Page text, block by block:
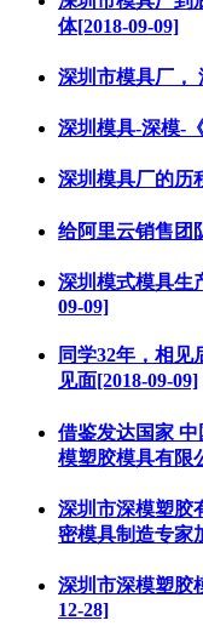
体[2018-09-09]
深圳市模具厂，
深圳模具-深模-
深圳模具厂的历
给阿里云销售团
深圳模式模具生
09-09]
同学32年，相
见面[2018-09-09]
借鉴发达国家
模塑胶模具有限
深圳市深模塑胶
密模具制造专家
深圳市深模塑胶
12-28]